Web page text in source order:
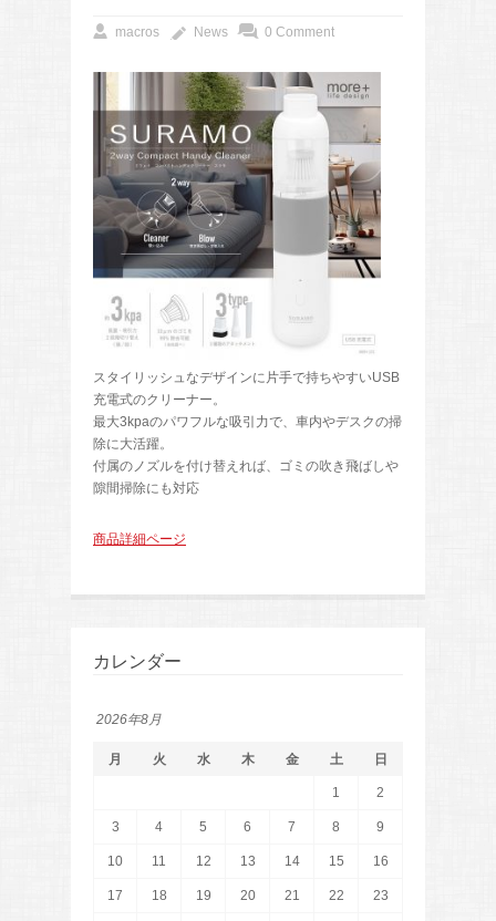
macros News 0 Comment
スタイリッシュなデザインに片手で持ちやすいUSB
充電式のクリーナー。
最大3kpaのパワフルな吸引力で、車内やデスクの掃
除に大活躍。
付属のノズルを付け替えれば、ゴミの吹き飛ばしや
隙間掃除にも対応
商品詳細ページ
カレンダー
2026年8月
月 火 水 木 金 土 日
1 2
3 4 5 6 7 8 9
10 11 12 13 14 15 16
17 18 19 20 21 22 23